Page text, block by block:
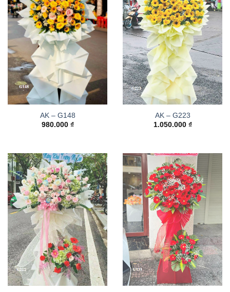
AK – G148
980.000 ₫
AK – G223
1.050.000 ₫